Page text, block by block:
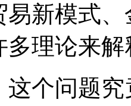
易新模式
多理论来
这个问题